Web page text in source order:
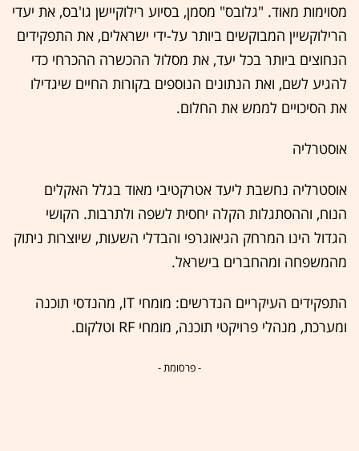
מסוימות מאוד. "גלובס" מסמן, בסיוע רילוקיישן גו'בס, את יעדי
הרילוקשיין המבוקשים ביותר על-ידי ישראלים, את התפקידים
הנחוצים ביותר בכל יעד, את מסלול ההכשרה ההכרחי כדי
להגיע לשם, ואת הנתונים הנוספים בקורות החיים שיגדילו
את הסיכויים לממש את החלום.
אוסטרליה
אוסטרליה נחשבת ליעד אטרקטיבי מאוד בגלל האקלים
הנוח, וההסתגלות הקלה יחסית לשפה ולתרבות. הקושי
הגדול הינו המרחק הגיאוגרפי והבדלי השעות, שיוצרות ניתוק
מהמשפחה ומהחברים בישראל.
התפקידים העיקריים הנדרשים: מומחי IT, מהנדסי תוכנה
ומערכת, מנהלי פרויקטי תוכנה, מומחי RF וטלקום.
- פרסומת -